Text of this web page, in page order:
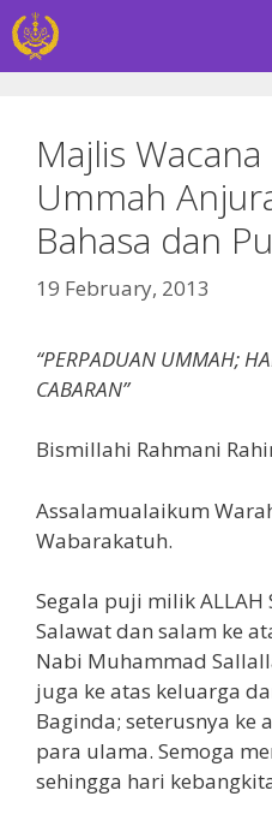
Skip
to
content
Majlis
Ummah
Bahasa dan
19 February, 2013
“PERPADUAN UMMAH;
CABARAN”
Bismillahi Rahmani
Assalamualaikum
Wabarakatuh.
Segala puji milik ALLAH
Salawat dan salam ke
Nabi Muhammad
juga ke atas keluarga
Baginda; seterusnya ke
para ulama. Semoga
sehingga hari